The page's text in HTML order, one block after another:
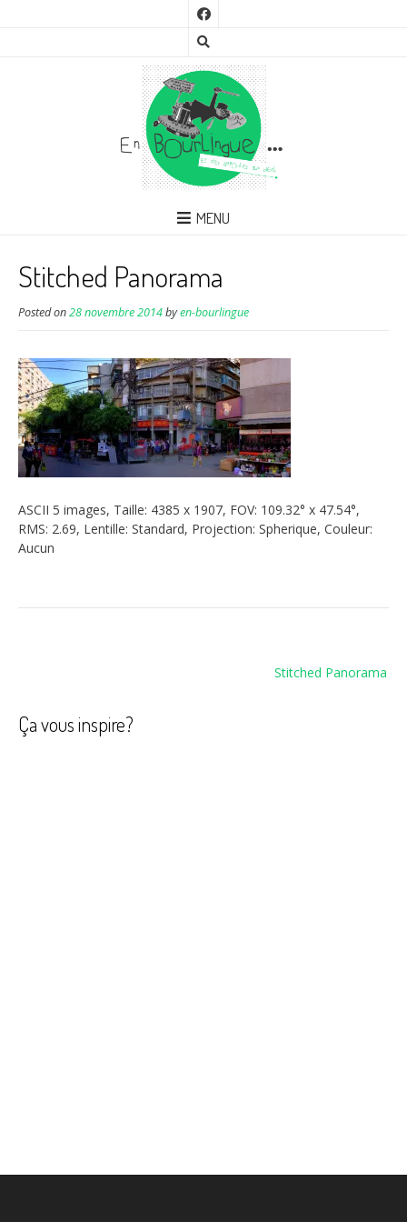
MENU
Stitched Panorama
Posted on28 novembre 2014byen-bourlingue
ASCII 5 images, Taille: 4385 x 1907, FOV: 109.32° x 47.54°,
RMS: 2.69, Lentille: Standard, Projection: Spherique, Couleur:
Aucun
Stitched Panorama
Ça vous inspire?